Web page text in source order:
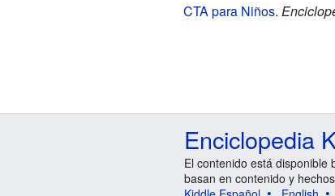
CTA para Niños.
Enciclopedia
El contenido está disponible
basan en contenido y